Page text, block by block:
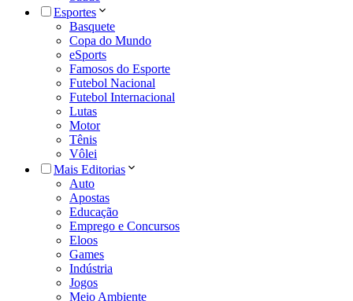
Esportes
Basquete
Copa do Mundo
eSports
Famosos do Esporte
Futebol Nacional
Futebol Internacional
Lutas
Motor
Tênis
Vôlei
Mais Editorias
Auto
Apostas
Educação
Emprego e Concursos
Eloos
Games
Indústria
Jogos
Meio Ambiente